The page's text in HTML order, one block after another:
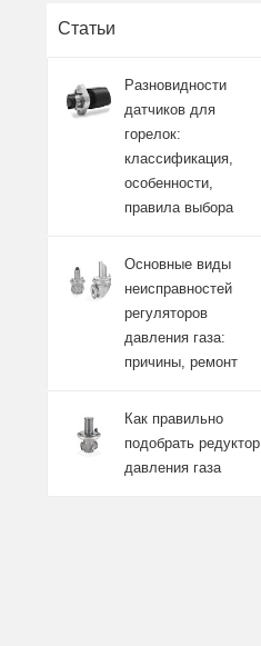
Статьи
Разновидности
датчиков для
горелок:
классификация,
особенности,
правила выбора
Основные виды
неисправностей
регуляторов
давления газа:
причины, ремонт
Как правильно
подобрать редуктор
давления газа